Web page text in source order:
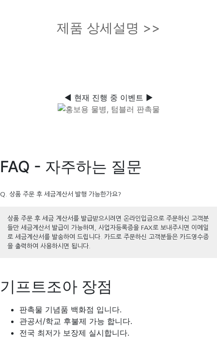
제품 상세설명 >>
◀ 현재 진행 중 이벤트 ▶
FAQ - 자주하는 질문
Q. 상품 주문 후 세금계산서 발행 가능한가요?
상품 주문 후 세금 계산서를 발급받으시려면 온라인입금으로 주문하신 고객분
들만 세금계산서 발급이 가능하며, 사업자등록증을 FAX로 보내주시면 이메일
로 세금계산서를 발송하여 드립니다. 카드로 주문하신 고객분들은 카드영수증
을 출력하여 사용하시면 됩니다.
기프트조아 장점
판촉물 기념품 백화점 입니다.
관공서/학교 후불제 가능 합니다.
전국 최저가 보장제 실시합니다.